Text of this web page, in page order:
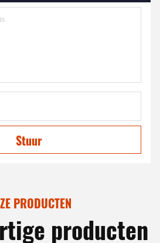
Stuur
PRODUCTEN
producten